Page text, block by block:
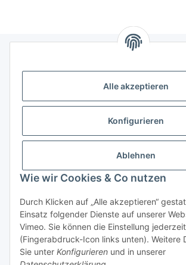
Alle akzeptieren
Konfigurieren
Ablehnen
Wie wir Cookies & Co nutzen
Durch Klicken auf „Alle akzeptieren“
Einsatz folgender Dienste auf unserer
Vimeo. Sie können die Einstellung
(Fingerabdruck-Icon links unten). Weitere
Sie unter Konfigurieren und in unserer
Gesetzliche Informationen
Vertrag widerrufen